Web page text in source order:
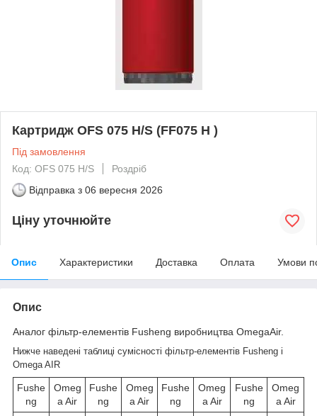
Картридж OFS 075 H/S (FF075 H )
Під замовлення
Код: OFS 075 H/S
Роздріб
Відправка з 06 вересня 2026
Ціну уточнюйте
Опис Характеристики Доставка Оплата Умови
Опис
Аналог фільтр-елементів Fusheng виробництва OmegaAir.
Нижче наведені таблиці сумісності фільтр-елементів Fusheng і
Omega AIR
Fushe
ng
Omeg
a Air
Fushe
ng
Omeg
a Air
Fushe
ng
Omeg
a Air
Fushe
ng
Omeg
a Air